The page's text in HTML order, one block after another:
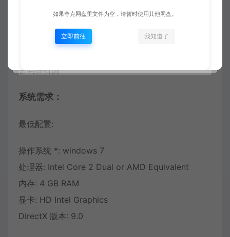
密码在右侧
系统需求：
最低配置:
操作系统 *: windows 7
处理器: Intel Core 2 Dual or AMD Equivalent
内存: 4 GB RAM
显卡: HD Intel Graphics
DirectX 版本: 9.0
如果夸克网盘里文件为空，请暂时使用其他网盘。
立即前往 我知道了